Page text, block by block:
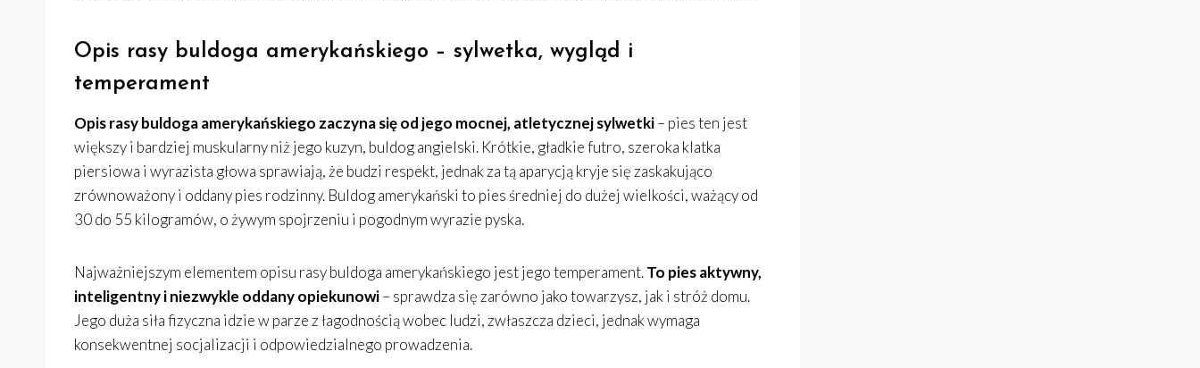
Opis rasy buldoga amerykańskiego – sylwetka, wygląd i
temperament
Opis rasy buldoga amerykańskiego zaczyna się od jego mocnej, atletycznej sylwetki– pies ten jest
większy i bardziej muskularny niż jego kuzyn, buldog angielski. Krótkie, gładkie futro, szeroka klatka
piersiowa i wyrazista głowa sprawiają, że budzi respekt, jednak za tą aparycją kryje się zaskakująco
zrównoważony i oddany pies rodzinny. Buldog amerykański to pies średniej do dużej wielkości, ważący od
30 do 55 kilogramów, o żywym spojrzeniu i pogodnym wyrazie pyska.
Najważniejszym elementem opisu rasy buldoga amerykańskiego jest jego temperament.To pies aktywny,
inteligentny i niezwykle oddany opiekunowi– sprawdza się zarówno jako towarzysz, jak i stróż domu.
Jego duża siła fizyczna idzie w parze z łagodnością wobec ludzi, zwłaszcza dzieci, jednak wymaga
konsekwentnej socjalizacji i odpowiedzialnego prowadzenia.